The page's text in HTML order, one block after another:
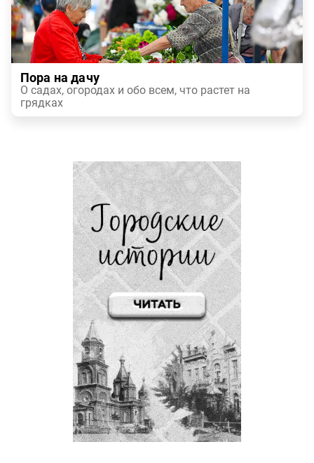
Пора на дачу
О садах, огородах и обо всем, что растет на
грядках